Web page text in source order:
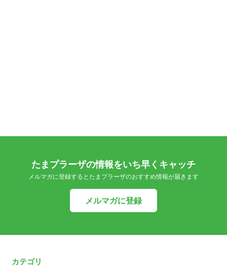
たまプラーザの情報をいち早くキャッチ
メルマガに登録するとたまプラーザのおすすめ情報が届きます
メルマガに登録
カテゴリ